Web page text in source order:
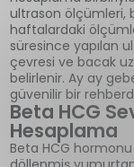
ultrason ölçümleri,
haftalardaki
süresince yapılan
çevresi ve bacak
belirlenir. Ay ay
güvenilir bir
Beta HCG
Hesaplama
Beta HCG